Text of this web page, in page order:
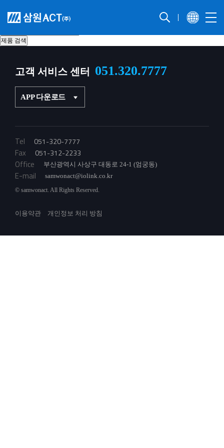
고객 서비스 센터 051.320.7777
APP 다운로드
Tel 051-320-7777
Fax 051-312-2233
Office 부산광역시 사상구 대동로 24-1 (엄궁동)
E-mail samwonact@iolink.co.kr
© samwonact. All Rights Reserved.
이용약관 개인정보 처리 방침